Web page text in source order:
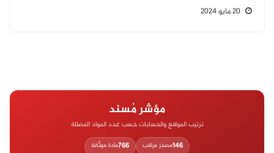
مؤشر مُسند
ترتيب المواقع والحسابات حسب عدد المواد المضللة
146مصدر مراقب 766مادة موثّقة